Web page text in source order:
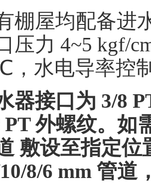
棚屋均配备进
压力 4~5 kgf/
，水电导率控
器接口为 3/8
PT 外螺纹。如
敷设至指定位
8/6 mm 管道